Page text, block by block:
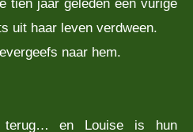
tien jaar geleden een vurige
uit haar leven verdween.
naar hem.
terug… en Louise is hun